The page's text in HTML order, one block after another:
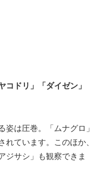
コドリ」「ダイゼン」
姿は圧巻。「ムナグロ」
れています。このほか、
ジサシ」も観察できま